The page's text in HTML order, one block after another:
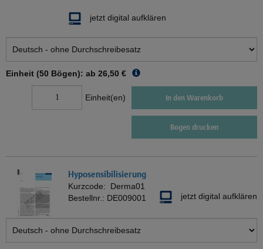
jetzt digital aufklären
Einheit (50 Bögen): ab 26,50 €
Einheit(en) In den Warenkorb
Bogen drucken
Hyposensibilisierung
Kurzcode: Derma01
Bestellnr.: DE009001 jetzt digital aufklären